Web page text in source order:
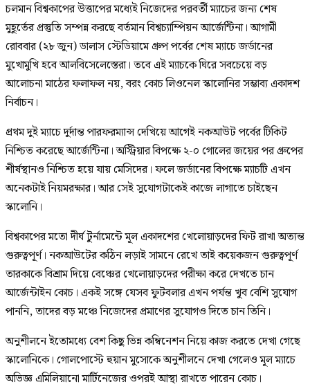
চলমান বিশ্বকাপের উত্তাপের মধ্যেই নিজেদের পরবর্তী ম্যাচের জন্য শেষ
মুহূর্তের প্রস্তুতি সম্পন্ন করছে বর্তমান বিশ্বচ্যাম্পিয়ন আর্জেন্টিনা। আগামী
রোববার (২৮ জুন) ডালাস স্টেডিয়ামে গ্রুপ পর্বের শেষ ম্যাচে জর্ডানের
মুখোমুখি হবে আলবিসেলেস্তেরা। তবে এই ম্যাচকে ঘিরে সবচেয়ে বড়
আলোচনা মাঠের ফলাফল নয়, বরং কোচ লিওনেল স্কালোনির সম্ভাব্য একাদশ
নির্বাচন।
প্রথম দুই ম্যাচে দুর্দান্ত পারফরম্যান্স দেখিয়ে আগেই নকআউট পর্বের টিকিট
নিশ্চিত করেছে আর্জেন্টিনা। অস্ট্রিয়ার বিপক্ষে ২-০ গোলের জয়ের পর গ্রুপের
শীর্ষস্থানও নিশ্চিত হয়ে যায় মেসিদের। ফলে জর্ডানের বিপক্ষে ম্যাচটি এখন
অনেকটাই নিয়মরক্ষার। আর সেই সুযোগটাকেই কাজে লাগাতে চাইছেন
স্কালোনি।
বিশ্বকাপের মতো দীর্ঘ টুর্নামেন্টে মূল একাদশের খেলোয়াড়দের ফিট রাখা অত্যন্ত
গুরুত্বপূর্ণ। নকআউটের কঠিন লড়াই সামনে রেখে তাই কয়েকজন গুরুত্বপূর্ণ
তারকাকে বিশ্রাম দিয়ে বেঞ্চের খেলোয়াড়দের পরীক্ষা করে দেখতে চান
আর্জেন্টাইন কোচ। একই সঙ্গে যেসব ফুটবলার এখন পর্যন্ত খুব বেশি সুযোগ
পাননি, তাদের বড় মঞ্চে নিজেদের প্রমাণের সুযোগও দিতে চান তিনি।
অনুশীলনে ইতোমধ্যে বেশ কিছু ভিন্ন কম্বিনেশন নিয়ে কাজ করতে দেখা গেছে
স্কালোনিকে। গোলপোস্টে হুয়ান মুসোকে অনুশীলনে দেখা গেলেও মূল ম্যাচে
অভিজ্ঞ এমিলিয়ানো মার্টিনেজের ওপরই আস্থা রাখতে পারেন কোচ।